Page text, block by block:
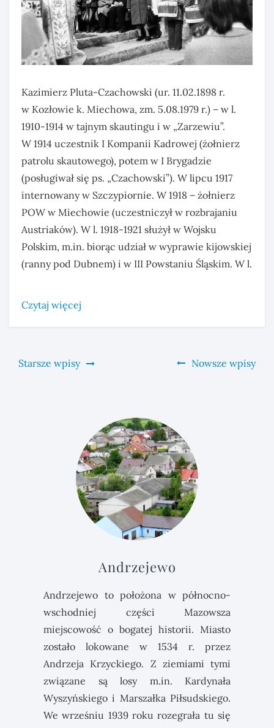
Kazimierz Pluta-Czachowski (ur. 11.02.1898 r.
w Kozłowie k. Miechowa, zm. 5.08.1979 r.) – w l.
1910-1914 w tajnym skautingu i w „Zarzewiu”.
W 1914 uczestnik I Kompanii Kadrowej (żołnierz
patrolu skautowego), potem w I Brygadzie
(posługiwał się ps. „Czachowski”). W lipcu 1917
internowany w Szczypiornie. W 1918 – żołnierz
POW w Miechowie (uczestniczył w rozbrajaniu
Austriaków). W l. 1918-1921 służył w Wojsku
Polskim, m.in. biorąc udział w wyprawie kijowskiej
(ranny pod Dubnem) i w III Powstaniu Śląskim. W l.
Czytaj więcej
Nawigacja
po
Starsze wpisy Nowsze wpisy
Andrzejewo
Andrzejewo to położona w północno-
wschodniej części Mazowsza
miejscowość o bogatej historii. Miasto
zostało lokowane w 1534 r. przez
Andrzeja Krzyckiego. Z ziemiami tymi
związane są losy m.in. Kardynała
Wyszyńskiego i Marszałka Piłsudskiego.
We wrześniu 1939 roku rozegrała tu się